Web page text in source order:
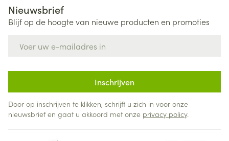
Nieuwsbrief
Blijf op de hoogte van nieuwe producten en promoties
Inschrijven
Door op inschrijven te klikken, schrijft u zich in voor onze
nieuwsbrief en gaat u akkoord met onze privacy policy.